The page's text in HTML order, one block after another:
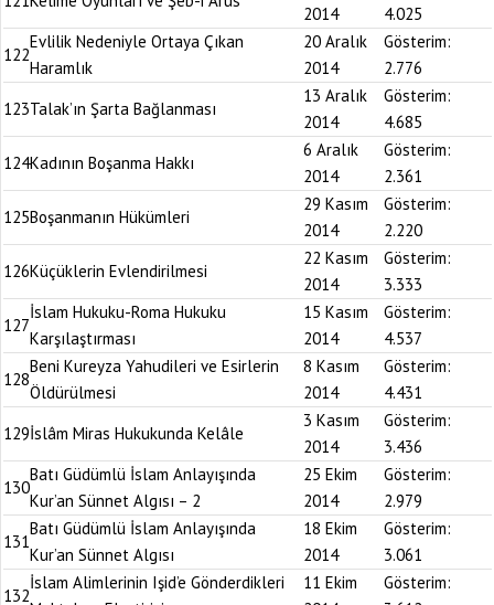
2014
4.025
122
Evlilik Nedeniyle Ortaya Çıkan
Haramlık
20 Aralık
2014
Gösterim:
2.776
123Talak’ın Şarta Bağlanması
13 Aralık
2014
Gösterim:
4.685
124Kadının Boşanma Hakkı
6 Aralık
2014
Gösterim:
2.361
125Boşanmanın Hükümleri
29 Kasım
2014
Gösterim:
2.220
126Küçüklerin Evlendirilmesi
22 Kasım
2014
Gösterim:
3.333
127
İslam Hukuku-Roma Hukuku
Karşılaştırması
15 Kasım
2014
Gösterim:
4.537
128
Beni Kureyza Yahudileri ve Esirlerin
Öldürülmesi
8 Kasım
2014
Gösterim:
4.431
129İslâm Miras Hukukunda Kelâle
3 Kasım
2014
Gösterim:
3.436
130
Batı Güdümlü İslam Anlayışında
Kur’an Sünnet Algısı – 2
25 Ekim
2014
Gösterim:
2.979
131
Batı Güdümlü İslam Anlayışında
Kur’an Sünnet Algısı
18 Ekim
2014
Gösterim:
3.061
132
İslam Alimlerinin Işid’e Gönderdikleri
11 Ekim
Gösterim: